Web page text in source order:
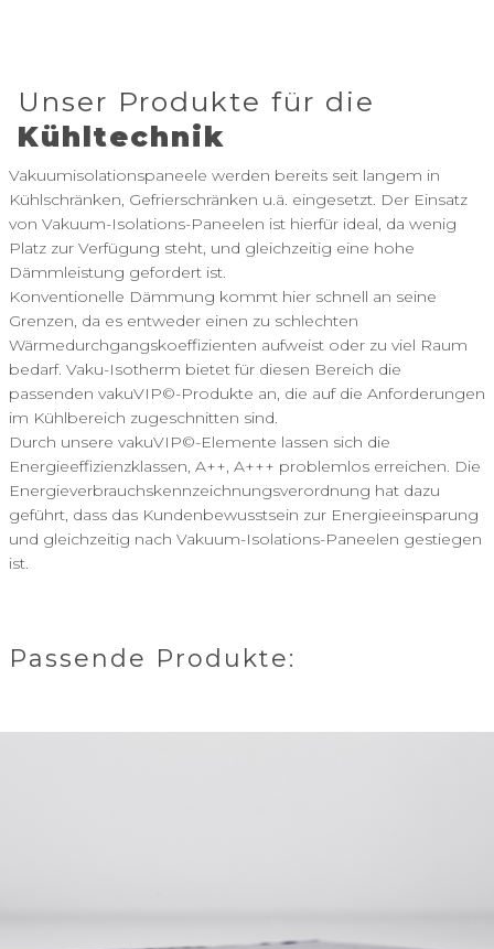
Unser Produkte für die
Kühltechnik
Vakuumisolationspaneele werden bereits seit langem in
Kühlschränken, Gefrierschränken u.ä. eingesetzt. Der Einsatz
von Vakuum-Isolations-Paneelen ist hierfür ideal, da wenig
Platz zur Verfügung steht, und gleichzeitig eine hohe
Dämmleistung gefordert ist.
Konventionelle Dämmung kommt hier schnell an seine
Grenzen, da es entweder einen zu schlechten
Wärmedurchgangskoeffizienten aufweist oder zu viel Raum
bedarf. Vaku-Isotherm bietet für diesen Bereich die
passenden vakuVIP©-Produkte an, die auf die Anforderungen
im Kühlbereich zugeschnitten sind.
Durch unsere vakuVIP©-Elemente lassen sich die
Energieeffizienzklassen, A++, A+++ problemlos erreichen. Die
Energieverbrauchskennzeichnungsverordnung hat dazu
geführt, dass das Kundenbewusstsein zur Energieeinsparung
und gleichzeitig nach Vakuum-Isolations-Paneelen gestiegen
ist.
Passende Produkte: